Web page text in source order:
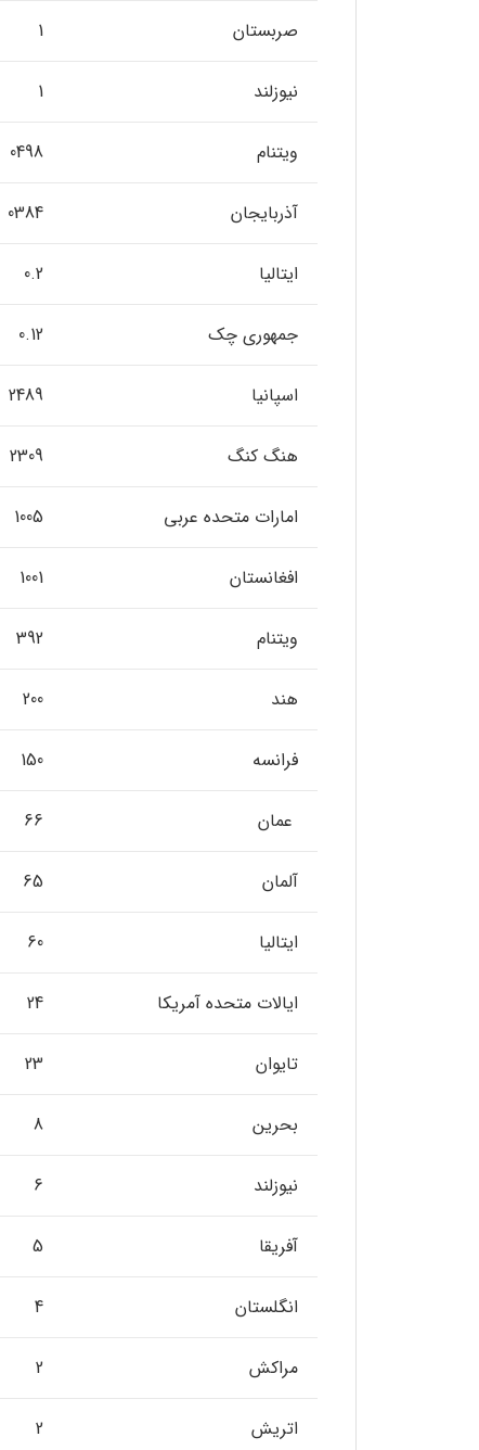
صربستان 1
نیوزلند 1
ویتنام 0498
آذربایجان 0384
ایتالیا 0.2
جمهوری چک 0.12
اسپانیا 2489
هنگ کنگ
2309
امارات متحده عربی 1005
افغانستان 1001
ویتنام 392
هند 200
فرانسه 150
عمان 66
آلمان 65
ایتالیا 60
ایالات متحده آمریکا 24
تایوان 23
بحرین 8
نیوزلند 6
آفریقا 5
انگلستان 4
مراکش 2
اتریش 2